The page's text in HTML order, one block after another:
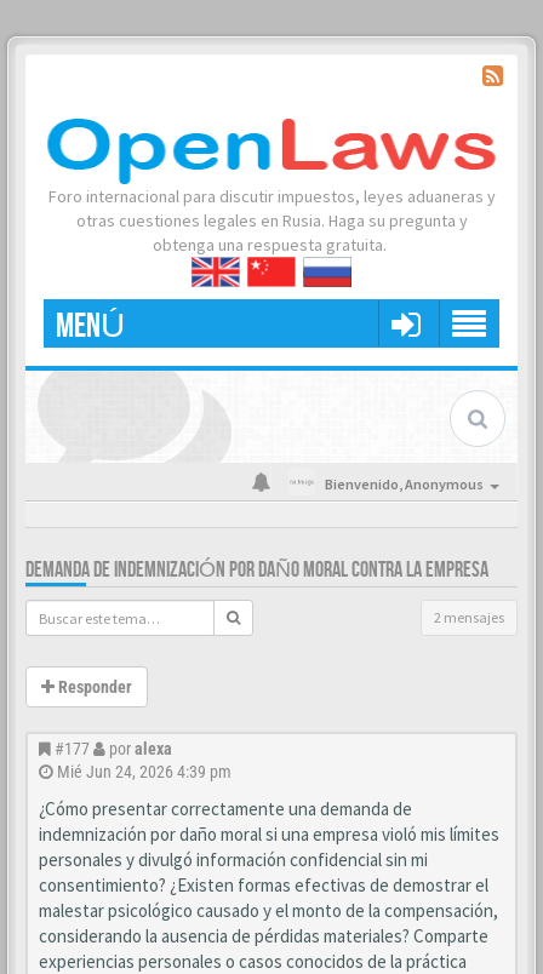
Foro internacional para discutir impuestos, leyes aduaneras y
otras cuestiones legales en Rusia. Haga su pregunta y
obtenga una respuesta gratuita.
MENÚ
Bienvenido,Anonymous
DEMANDA DE INDEMNIZACIÓN POR DAÑO MORAL CONTRA LA EMPRESA
2 mensajes
Responder
#177 poralexa
Mié Jun 24, 2026 4:39 pm
¿Cómo presentar correctamente una demanda de
indemnización por daño moral si una empresa violó mis límites
personales y divulgó información confidencial sin mi
consentimiento? ¿Existen formas efectivas de demostrar el
malestar psicológico causado y el monto de la compensación,
considerando la ausencia de pérdidas materiales? Comparte
experiencias personales o casos conocidos de la práctica